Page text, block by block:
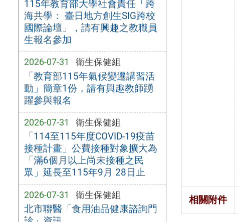
115年教育部大學社會責任「跨
海共學： 臺日地方創生SIG跨校
國際論壇」，請有興趣之教職員
生報名參加
2026-07-31 衛生保健組
「教育部115年氣候變遷講習活
動」簡章1份，請有興趣教師踴
躍參與報名
2026-07-31 衛生保健組
「114至115年度COVID-19疫苗
接種計畫」公費接種對象擴大為
「滿6個月以上尚未接種之民
眾」延長至115年9月 28日止
2026-07-31 衛生保健組
北市聯醫「食用油品健康諮詢門
相關附件